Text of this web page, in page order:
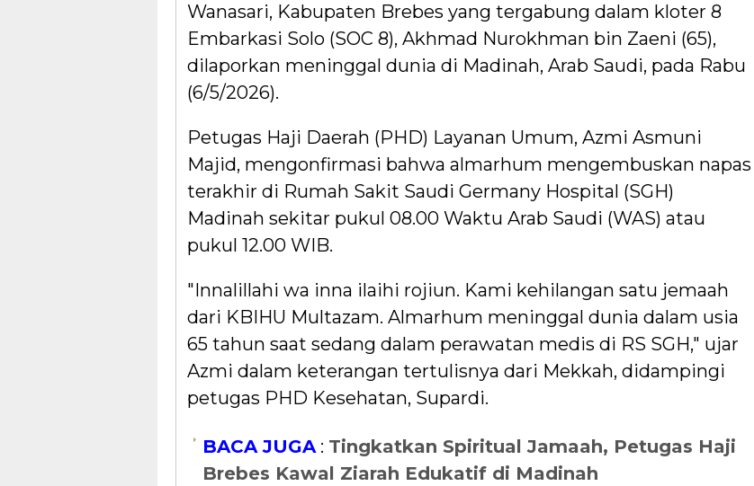
Wanasari, Kabupaten Brebes yang tergabung dalam kloter 8
Embarkasi Solo (SOC 8), Akhmad Nurokhman bin Zaeni (65),
dilaporkan meninggal dunia di Madinah, Arab Saudi, pada Rabu
(6/5/2026).
Petugas Haji Daerah (PHD) Layanan Umum, Azmi Asmuni
Majid, mengonfirmasi bahwa almarhum mengembuskan napas
terakhir di Rumah Sakit Saudi Germany Hospital (SGH)
Madinah sekitar pukul 08.00 Waktu Arab Saudi (WAS) atau
pukul 12.00 WIB.
"Innalillahi wa inna ilaihi rojiun. Kami kehilangan satu jemaah
dari KBIHU Multazam. Almarhum meninggal dunia dalam usia
65 tahun saat sedang dalam perawatan medis di RS SGH," ujar
Azmi dalam keterangan tertulisnya dari Mekkah, didampingi
petugas PHD Kesehatan, Supardi.
BACA JUGA: Tingkatkan Spiritual Jamaah, Petugas Haji
Brebes Kawal Ziarah Edukatif di Madinah